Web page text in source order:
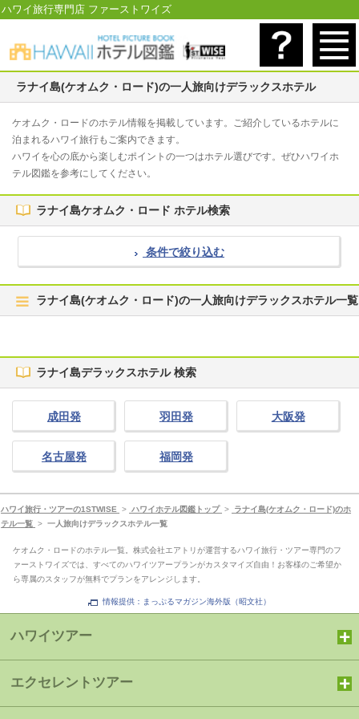
ハワイ旅行専門店 ファーストワイズ
ラナイ島(ケオムク・ロード)の一人旅向けデラックスホテル
ケオムク・ロードのホテル情報を掲載しています。ご紹介しているホテルに
泊まれるハワイ旅行もご案内できます。
ハワイを心の底から楽しむポイントの一つはホテル選びです。ぜひハワイホ
テル図鑑を参考にしてください。
ラナイ島ケオムク・ロード ホテル検索
条件で絞り込む
ラナイ島(ケオムク・ロード)の一人旅向けデラックスホテル一覧
ラナイ島デラックスホテル 検索
成田発 羽田発 大阪発
名古屋発 福岡発
ハワイ旅行・ツアーの1STWISE > ハワイホテル図鑑トップ >
ラナイ島(ケオムク・ロード)のホ
テル一覧 >一人旅向けデラックスホテル一覧
ケオムク・ロードのホテル一覧。株式会社エアトリが運営するハワイ旅行・ツアー専門のフ
ァーストワイズでは、すべてのハワイツアープランがカスタマイズ自由！お客様のご希望か
ら専属のスタッフが無料でプランをアレンジします。
情報提供：まっぷるマガジン海外版（昭文社）
ハワイツアー
エクセレントツアー